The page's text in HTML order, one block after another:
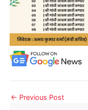
← Previous Post